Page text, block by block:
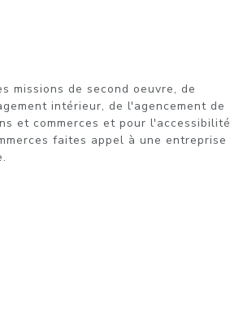
missions de second oeuvre, de
intérieur, de l'agencement de
et commerces et pour l'accessibilité
faites appel à une entreprise